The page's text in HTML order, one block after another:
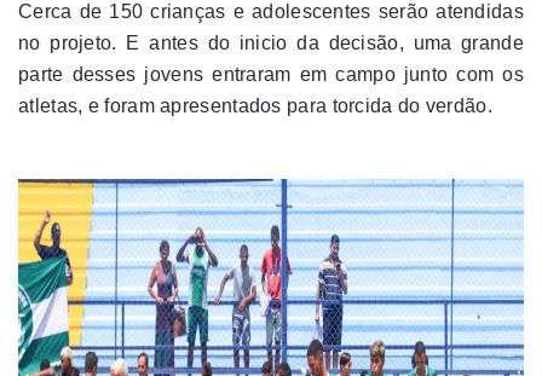
Cerca de 150 crianças e adolescentes serão atendidas
no projeto. E antes do inicio da decisão, uma grande
parte desses jovens entraram em campo junto com os
atletas, e foram apresentados para torcida do verdão.